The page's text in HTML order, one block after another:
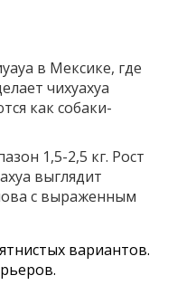
в Мексике, где
чихуахуа
как собаки-
1,5-2,5 кг. Рост
выглядит
с выраженным
вариантов.